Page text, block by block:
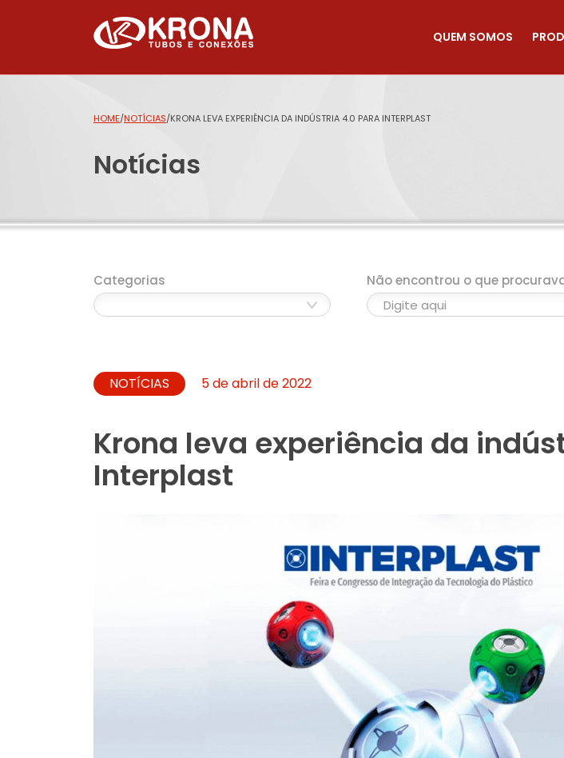
QUEM SOMOS
HOME/NOTÍCIAS/KRONA LEVA EXPERIÊNCIA DA INDÚSTRIA 4.0 PARA INTERPLAST
Notícias
Categorias
Não encontrou o que
NOTÍCIAS 5 de abril de 2022
Krona leva experiência da
Interplast